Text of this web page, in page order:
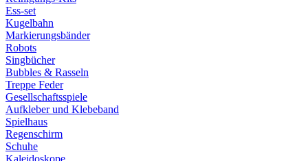
Ess-set
Kugelbahn
Markierungsbänder
Robots
Singbücher
Bubbles & Rasseln
Treppe Feder
Gesellschaftsspiele
Aufkleber und Klebeband
Spielhaus
Regenschirm
Schuhe
Kaleidoskope